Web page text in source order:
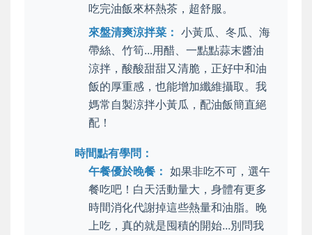
吃完油飯來杯熱茶，超舒服。
來盤清爽涼拌菜： 小黃瓜、冬瓜、海
帶絲、竹筍...用醋、一點點蒜末醬油
涼拌，酸酸甜甜又清脆，正好中和油
飯的厚重感，也能增加纖維攝取。我
媽常自製涼拌小黃瓜，配油飯簡直絕
配！
時間點有學問：
午餐優於晚餐： 如果非吃不可，選午
餐吃吧！白天活動量大，身體有更多
時間消化代謝掉這些熱量和油脂。晚
上吃，真的就是囤積的開始...別問我